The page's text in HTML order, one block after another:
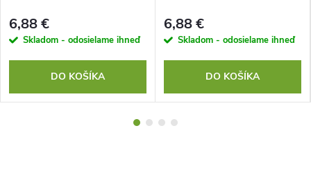
6,88 €
Skladom - odosielame ihneď
DO KOŠÍKA
6,88 €
Skladom - odosielame ihneď
DO KOŠÍKA